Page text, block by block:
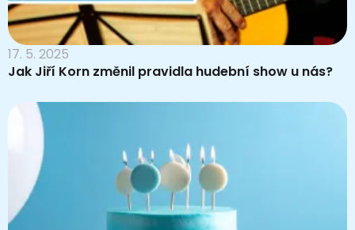
17. 5. 2025
Jak Jiří Korn změnil pravidla hudební show u nás?